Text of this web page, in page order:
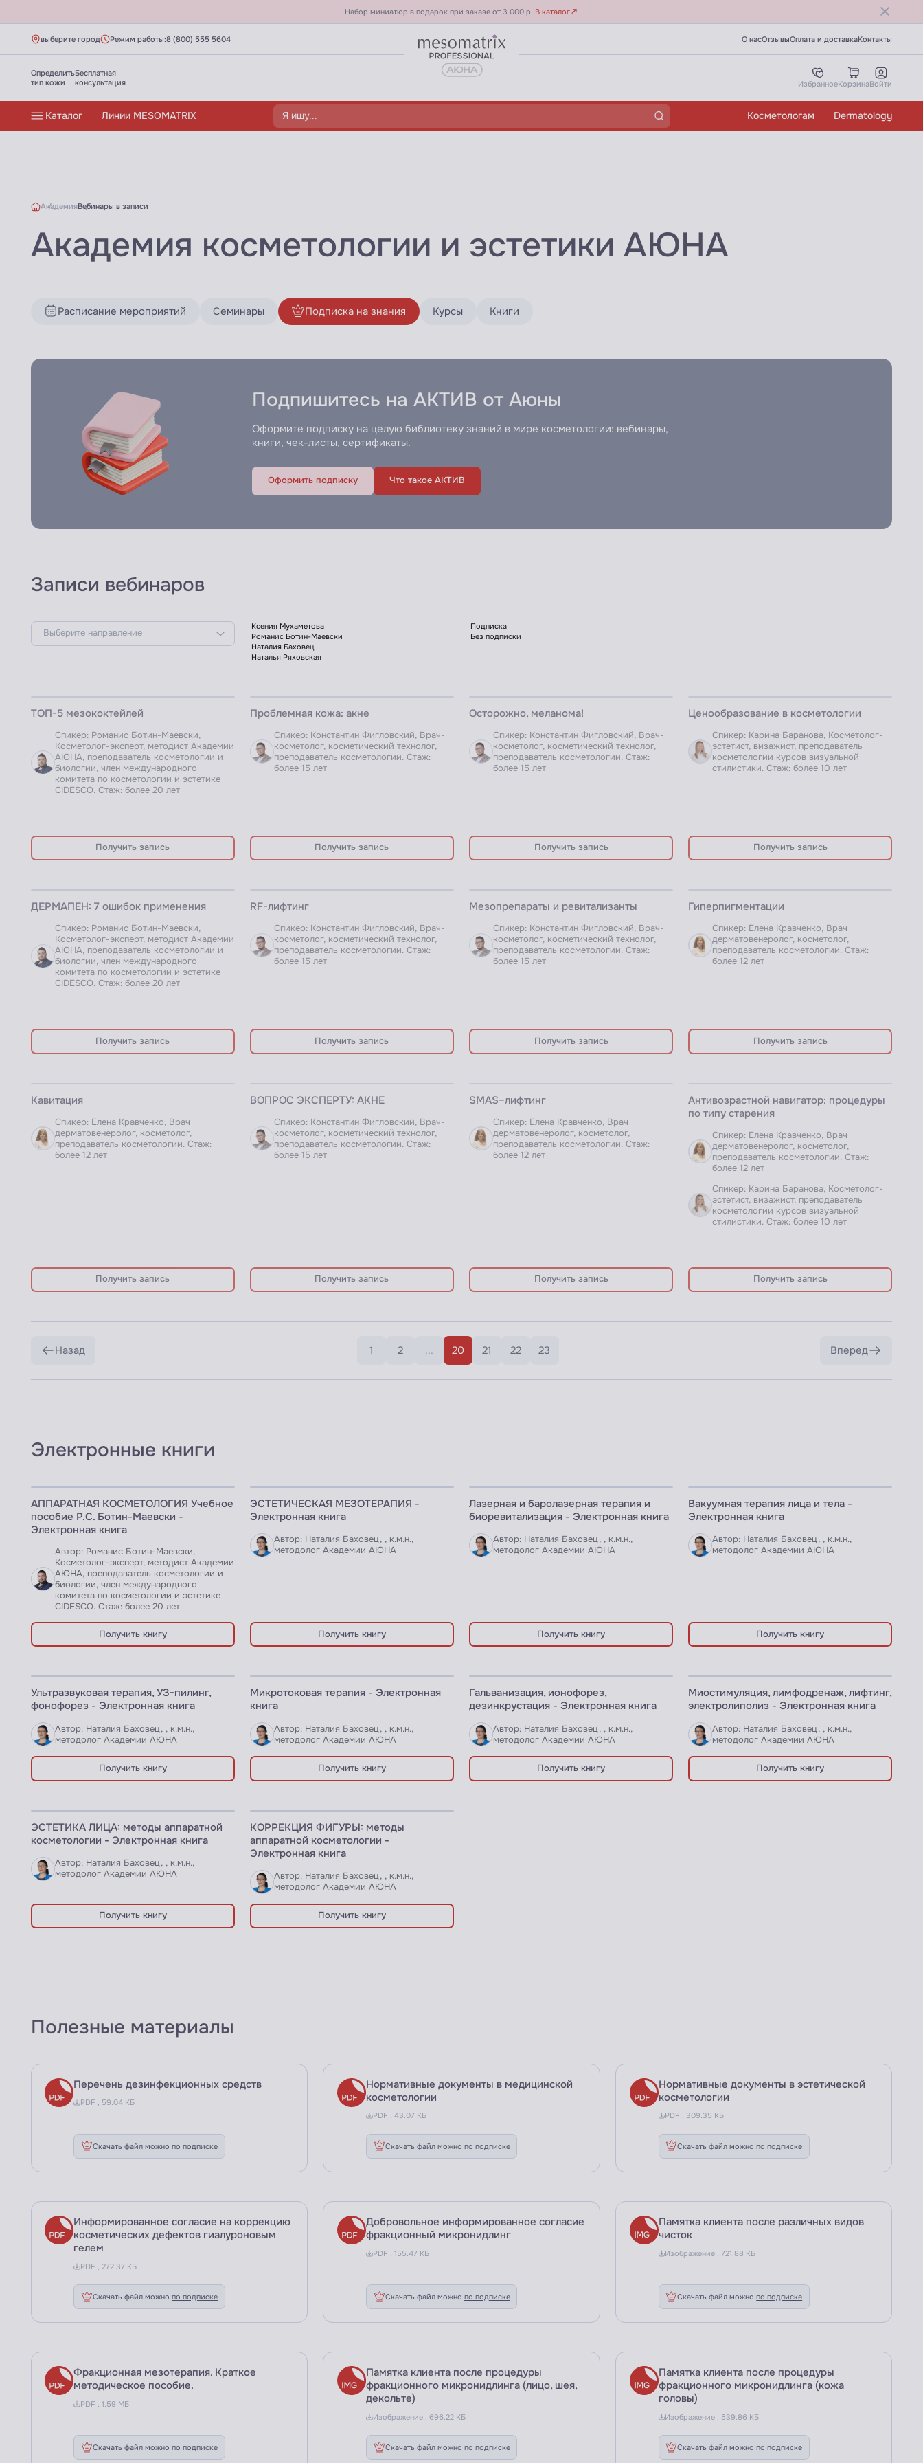
Набор миниатюр в подарок при заказе от 3 000 р. В каталог
выберите город Режим работы:8 (800) 555 5604 О насОтзывыОплата и доставкаКонтакты
Определить
тип кожи
Бесплатная
консультация
ИзбранноеКорзинаВойти
Каталог Линии MESOMATRIX Косметологам Dermatology
АкадемияВебинары в записи
Библиотека знаний - Академия АЮНА - страница 20
Академия косметологии и эстетики АЮНА
Расписание мероприятий Семинары Подписка на знания Курсы Книги
Подпишитесь на АКТИВ от Аюны
Оформите подписку на целую библиотеку знаний в мире косметологии: вебинары,
книги, чек-листы, сертификаты.
Оформить подписку Что такое АКТИВ
Записи вебинаров
ЗАПИСЬ ВЕБИНАРА
ТОП-5 мезококтейлей
Спикер: Романис Ботин-Маевски,
Косметолог-эксперт, методист Академии
АЮНА, преподаватель косметологии и
биологии, член международного
комитета по косметологии и эстетике
CIDESCO. Стаж: более 20 лет
Получить запись
ЗАПИСЬ ВЕБИНАРА
Проблемная кожа: акне
Спикер: Константин Фигловский, Врач-
косметолог, косметический технолог,
преподаватель косметологии. Стаж:
более 15 лет
Получить запись
Осторожно, меланома!
Спикер: Константин Фигловский, Врач-
косметолог, косметический технолог,
преподаватель косметологии. Стаж:
более 15 лет
Получить запись
ЗАПИСЬ ВЕБИНАРА
Ценообразование в косметологии
Спикер: Карина Баранова, Косметолог-
эстетист, визажист, преподаватель
косметологии курсов визуальной
стилистики. Стаж: более 10 лет
Получить запись
ЗАПИСЬ ВЕБИНАРА
ДЕРМАПЕН: 7 ошибок применения
Спикер: Романис Ботин-Маевски,
Косметолог-эксперт, методист Академии
АЮНА, преподаватель косметологии и
биологии, член международного
комитета по косметологии и эстетике
CIDESCO. Стаж: более 20 лет
Получить запись
ЗАПИСЬ ВЕБИНАРА
RF-лифтинг
Спикер: Константин Фигловский, Врач-
косметолог, косметический технолог,
преподаватель косметологии. Стаж:
более 15 лет
Получить запись
Мезопрепараты и ревитализанты
Спикер: Константин Фигловский, Врач-
косметолог, косметический технолог,
преподаватель косметологии. Стаж:
более 15 лет
Получить запись
Гиперпигментации
Спикер: Елена Кравченко, Врач
дерматовенеролог, косметолог,
преподаватель косметологии. Стаж:
более 12 лет
Получить запись
Кавитация
Спикер: Елена Кравченко, Врач
дерматовенеролог, косметолог,
преподаватель косметологии. Стаж:
более 12 лет
Получить запись
ЗАПИСЬ ВЕБИНАРА
ВОПРОС ЭКСПЕРТУ: АКНЕ
Спикер: Константин Фигловский, Врач-
косметолог, косметический технолог,
преподаватель косметологии. Стаж:
более 15 лет
Получить запись
ВЕБИНАР ДЛЯ ПРОФИ
SMAS–лифтинг
Спикер: Елена Кравченко, Врач
дерматовенеролог, косметолог,
преподаватель косметологии. Стаж:
более 12 лет
Получить запись
Антивозрастной навигатор: процедуры
по типу старения
Спикер: Елена Кравченко, Врач
дерматовенеролог, косметолог,
преподаватель косметологии. Стаж:
более 12 лет
Спикер: Карина Баранова, Косметолог-
эстетист, визажист, преподаватель
косметологии курсов визуальной
стилистики. Стаж: более 10 лет
Получить запись
Назад 1 2 ... 20 21 22 23 Вперед
Электронные книги
ЭЛЕКТРОННАЯ КНИГА
АППАРАТНАЯ КОСМЕТОЛОГИЯ Учебное
пособие Р.С. Ботин-Маевски -
Электронная книга
Автор: Романис Ботин-Маевски,
Косметолог-эксперт, методист Академии
АЮНА, преподаватель косметологии и
биологии, член международного
комитета по косметологии и эстетике
CIDESCO. Стаж: более 20 лет
Получить книгу
ЭЛЕКТРОННАЯ КНИГА
ЭСТЕТИЧЕСКАЯ МЕЗОТЕРАПИЯ -
Электронная книга
Автор: Наталия Баховец, , к.м.н.,
методолог Академии АЮНА
Получить книгу
ЭЛЕКТРОННАЯ КНИГА
Лазерная и баролазерная терапия и
биоревитализация - Электронная книга
Автор: Наталия Баховец, , к.м.н.,
методолог Академии АЮНА
Получить книгу
Вакуумная терапия лица и тела -
Электронная книга
Автор: Наталия Баховец, , к.м.н.,
методолог Академии АЮНА
Получить книгу
Ультразвуковая терапия, УЗ-пилинг,
фонофорез - Электронная книга
Автор: Наталия Баховец, , к.м.н.,
методолог Академии АЮНА
Получить книгу
Микротоковая терапия - Электронная
книга
Автор: Наталия Баховец, , к.м.н.,
методолог Академии АЮНА
Получить книгу
Гальванизация, ионофорез,
дезинкрустация - Электронная книга
Автор: Наталия Баховец, , к.м.н.,
методолог Академии АЮНА
Получить книгу
Миостимуляция, лимфодренаж, лифтинг,
электролиполиз - Электронная книга
Автор: Наталия Баховец, , к.м.н.,
методолог Академии АЮНА
Получить книгу
ЭЛЕКТРОННАЯ КНИГА
ЭСТЕТИКА ЛИЦА: методы аппаратной
косметологии - Электронная книга
Автор: Наталия Баховец, , к.м.н.,
методолог Академии АЮНА
Получить книгу
ЭЛЕКТРОННАЯ КНИГА
КОРРЕКЦИЯ ФИГУРЫ: методы
аппаратной косметологии -
Электронная книга
Автор: Наталия Баховец, , к.м.н.,
методолог Академии АЮНА
Получить книгу
Полезные материалы
Перечень дезинфекционных средств
PDF , 59.04 КБ
Скачать файл можно по подписке
Нормативные документы в медицинской
косметологии
PDF , 43.07 КБ
Скачать файл можно по подписке
Нормативные документы в эстетической
косметологии
PDF , 309.35 КБ
Скачать файл можнопо подписке
Информированное согласие на коррекцию
косметических дефектов гиалуроновым
гелем
PDF , 272.37 КБ
Скачать файл можно по подписке
Добровольное информированное согласие
фракционный микронидлинг
PDF , 155.47 КБ
Скачать файл можно по подписке
Памятка клиента после различных видов
чисток
Изображение , 721.88 КБ
Скачать файл можнопо подписке
Фракционная мезотерапия. Краткое
методическое пособие.
PDF , 1.59 МБ
Скачать файл можно по подписке
Памятка клиента после процедуры
фракционного микронидлинга (лицо, шея,
декольте)
Изображение , 696.22 КБ
Скачать файл можно по подписке
Памятка клиента после процедуры
фракционного микронидлинга (кожа
головы)
Изображение , 539.86 КБ
Скачать файл можнопо подписке